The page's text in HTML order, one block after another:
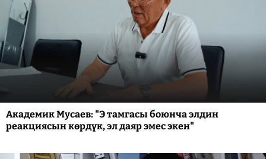
Академик Мусаев: "Э тамгасы боюнча элдин
реакциясын көрдүк, эл даяр эмес экен"